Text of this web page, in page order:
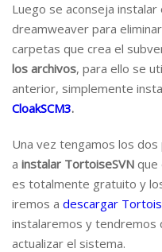
Luego se aconseja
dreamweaver para
carpetas que crea el
los archivos, para ello se
anterior, simplemente
CloakSCM3.
Una vez tengamos los
a instalar TortoiseSVN que
es totalmente gratuito y
iremos a descargar
instalaremos y tendremos
actualizar el sistema.